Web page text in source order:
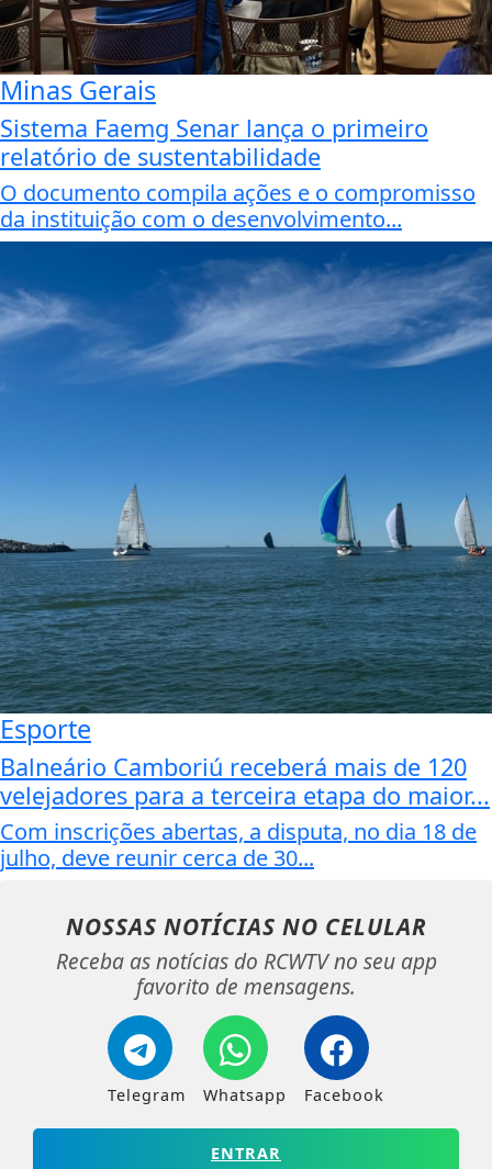
Minas Gerais
Sistema Faemg Senar lança o primeiro
relatório de sustentabilidade
O documento compila ações e o compromisso
da instituição com o desenvolvimento...
Esporte
Balneário Camboriú receberá mais de 120
velejadores para a terceira etapa do maior...
Com inscrições abertas, a disputa, no dia 18 de
julho, deve reunir cerca de 30...
NOSSAS NOTÍCIAS NO CELULAR
Receba as notícias do RCWTV no seu app
favorito de mensagens.
Telegram Whatsapp Facebook
ENTRAR